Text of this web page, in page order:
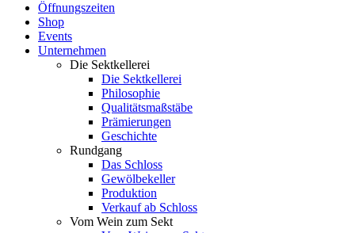
Öffnungszeiten
Shop
Events
Unternehmen
Die Sektkellerei
Die Sektkellerei
Philosophie
Qualitätsmaßstäbe
Prämierungen
Geschichte
Rundgang
Das Schloss
Gewölbekeller
Produktion
Verkauf ab Schloss
Vom Wein zum Sekt